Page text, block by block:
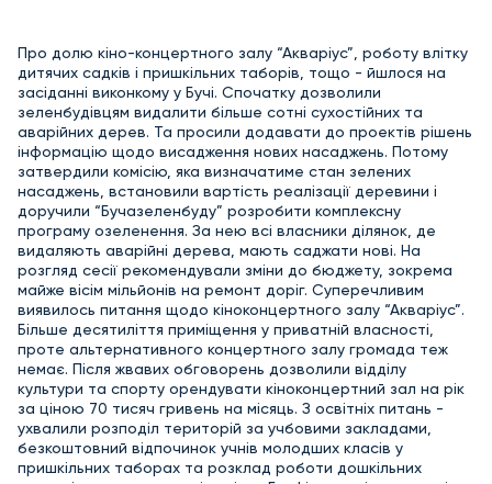
Про долю кіно-концертного залу “Акваріус”, роботу влітку
дитячих садків і пришкільних таборів, тощо - йшлося на
засіданні виконкому у Бучі. Спочатку дозволили
зеленбудівцям видалити більше сотні сухостійних та
аварійних дерев. Та просили додавати до проектів рішень
інформацію щодо висадження нових насаджень. Потому
затвердили комісію, яка визначатиме стан зелених
насаджень, встановили вартість реалізації деревини і
доручили “Бучазеленбуду” розробити комплексну
програму озеленення. За нею всі власники ділянок, де
видаляють аварійні дерева, мають саджати нові. На
розгляд сесії рекомендували зміни до бюджету, зокрема
майже вісім мільйонів на ремонт доріг. Суперечливим
виявилось питання щодо кіноконцертного залу “Акваріус”.
Більше десятиліття приміщення у приватній власності,
проте альтернативного концертного залу громада теж
немає. Після жвавих обговорень дозволили відділу
культури та спорту орендувати кіноконцертний зал на рік
за ціною 70 тисяч гривень на місяць. З освітніх питань -
ухвалили розподіл територій за учбовими закладами,
безкоштовний відпочинок учнів молодших класів у
пришкільних таборах та розклад роботи дошкільних